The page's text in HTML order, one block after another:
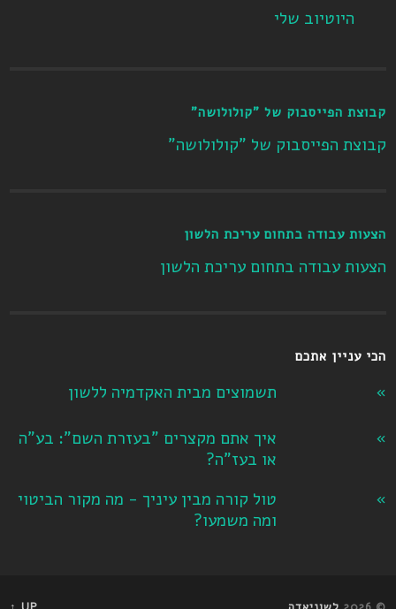
היוטיוב שלי
קבוצת הפייסבוק של "קולולושה"
קבוצת הפייסבוק של "קולולושה"
הצעות עבודה בתחום עריכת הלשון
הצעות עבודה בתחום עריכת הלשון
הכי עניין אתכם
תשמוצים מבית האקדמיה ללשון
איך אתם מקצרים "בעזרת השם": בע"ה
או בעז"ה?
טול קורה מבין עיניך - מה מקור הביטוי
ומה משמעו?